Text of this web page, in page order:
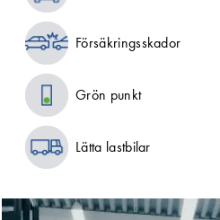
Försäkringsskador
Grön punkt
Lätta lastbilar